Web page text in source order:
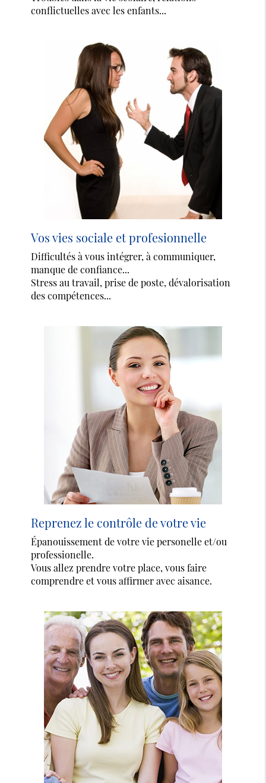
conflictuelles avec les enfants...
Vos vies sociale et profesionnelle
Difficultés à vous intégrer, à communiquer,
manque de confiance...
Stress au travail, prise de poste, dévalorisation
des compétences...
Reprenez le contrôle de votre vie
Épanouissement de votre vie personelle et/ou
professionelle.
Vous allez prendre votre place, vous faire
comprendre et vous affirmer avec aisance.